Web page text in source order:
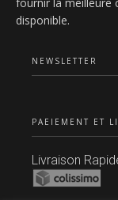
disponible.
NEWSLETTER
PAEIEMENT ET
Livraison